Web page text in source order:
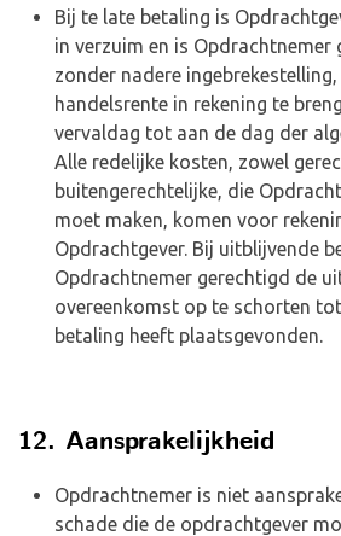
Bij te late betaling is
in verzuim en is Opdrachtnemer
zonder nadere
handelsrente in rekening te
vervaldag tot aan de dag der
Alle redelijke kosten, zowel
buitengerechtelijke, die
moet maken, komen voor
Opdrachtgever. Bij uitblijvende
Opdrachtnemer gerechtigd de
overeenkomst op te schorten
betaling heeft plaatsgevonden.
12. Aansprakelijkheid
Opdrachtnemer is niet
schade die de opdrachtgever